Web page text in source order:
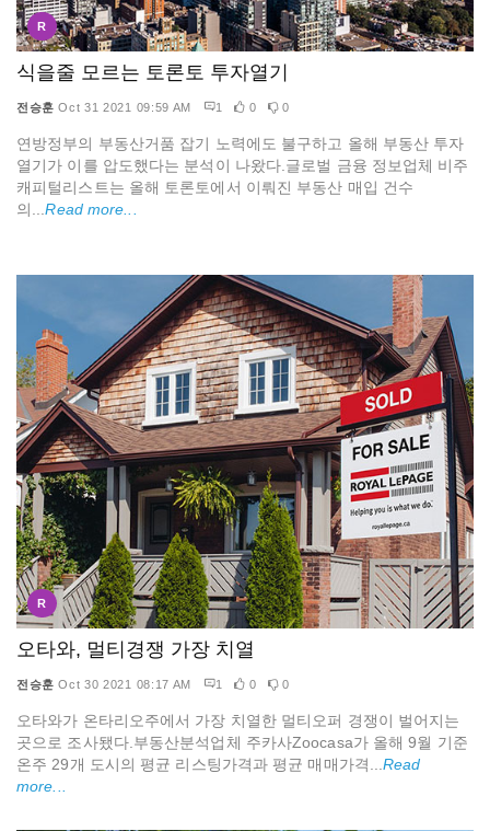
R
식을줄 모르는 토론토 투자열기
전승훈 Oct 31 2021 09:59 AM 1 0 0
연방정부의 부동산거품 잡기 노력에도 불구하고 올해 부동산 투자
열기가 이를 압도했다는 분석이 나왔다.글로벌 금융 정보업체 비주
캐피털리스트는 올해 토론토에서 이뤄진 부동산 매입 건수
의...Read more...
R
오타와, 멀티경쟁 가장 치열
전승훈 Oct 30 2021 08:17 AM 1 0 0
오타와가 온타리오주에서 가장 치열한 멀티오퍼 경쟁이 벌어지는
곳으로 조사됐다.부동산분석업체 주카사Zoocasa가 올해 9월 기준
온주 29개 도시의 평균 리스팅가격과 평균 매매가격...Read
more...